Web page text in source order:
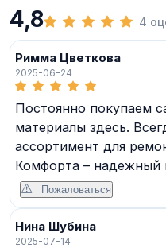
4,8 4
Римма Цветкова
2025-06-24
Постоянно покупаем
материалы здесь.
ассортимент для
Комфорта – надежный
Пожаловаться
Нина Шубина
2025-07-14